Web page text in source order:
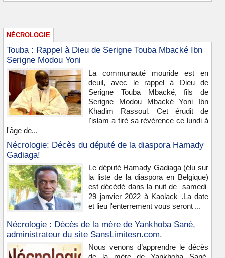
NÉCROLOGIE
Touba : Rappel à Dieu de Serigne Touba Mbacké Ibn
Serigne Modou Yoni
La communauté mouride est en
deuil, avec le rappel à Dieu de
Serigne Touba Mbacké, fils de
Serigne Modou Mbacké Yoni Ibn
Khadim Rassoul. Cet érudit de
l'islam a tiré sa révérence ce lundi à
l'âge de...
Nécrologie: Décès du député de la diaspora Hamady
Gadiaga!
Le député Hamady Gadiaga (élu sur
la liste de la diaspora en Belgique)
est décédé dans la nuit de samedi
29 janvier 2022 à Kaolack .La date
et lieu l'enterrement vous seront ...
Nécrologie : Décès de la mère de Yankhoba Sané,
administrateur du site SansLimitesn.com.
Nous venons d’apprendre le décès